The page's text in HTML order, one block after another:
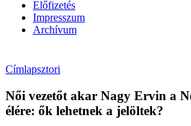
Előfizetés
Impresszum
Archívum
Címlapsztori
Női vezetőt akar Nagy Ervin a
élére: ők lehetnek a jelöltek?